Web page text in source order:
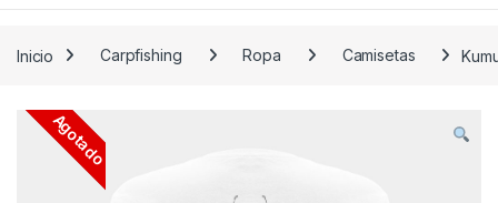
Inicio Carpfishing Ropa Camisetas
Agotado